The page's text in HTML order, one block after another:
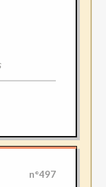
n°497